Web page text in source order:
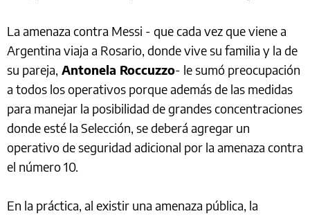
La amenaza contra Messi - que cada vez que viene a
Argentina viaja a Rosario, donde vive su familia y la de
su pareja, Antonela Roccuzzo- le sumó preocupación
a todos los operativos porque además de las medidas
para manejar la posibilidad de grandes concentraciones
donde esté la Selección, se deberá agregar un
operativo de seguridad adicional por la amenaza contra
el número 10.
En la práctica, al existir una amenaza pública, la